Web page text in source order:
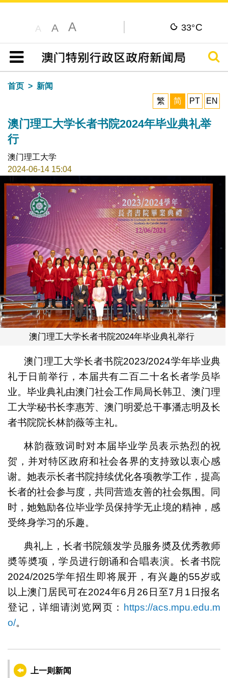
A A A 33°C
目录
搜寻
首页
新闻
繁
简 PT EN
澳门理工大学长者书院2024年毕业典礼举
行
澳门理工大学
2024-06-14 15:04
澳门理工大学长者书院2024年毕业典礼举行
澳门理工大学长者书院2023/2024学年毕业典
礼于日前举行，本届共有二百二十名长者学员毕
业。毕业典礼由澳门社会工作局局长韩卫、澳门理
工大学秘书长李惠芳、澳门明爱总干事潘志明及长
者书院院长林韵薇等主礼。
林韵薇致词时对本届毕业学员表示热烈的祝
贺，并对特区政府和社会各界的支持致以衷心感
谢。她表示长者书院持续优化各项教学工作，提高
长者的社会参与度，共同营造友善的社会氛围。同
时，她勉励各位毕业学员保持学无止境的精神，感
受终身学习的乐趣。
典礼上，长者书院颁发学员服务奬及优秀教师
奬等奬项，学员进行朗诵和合唱表演。长者书院
2024/2025学年招生即将展开，有兴趣的55岁或
以上澳门居民可在2024年6月26日至7月1日报名
登记，详细请浏览网页：
https://acs.mpu.edu.m
o/。
上一则新闻